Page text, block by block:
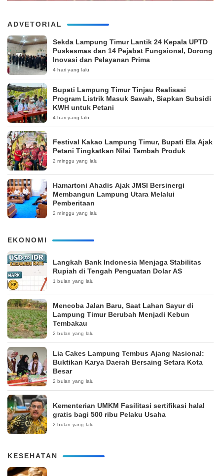
ADVETORIAL
‎Sekda Lampung Timur Lantik 24 Kepala UPTD
Puskesmas dan 14 Pejabat Fungsional, Dorong
Inovasi dan Pelayanan Prima
4 hari yang lalu
Bupati Lampung Timur Tinjau Realisasi
Program Listrik Masuk Sawah, Siapkan Subsidi
KWH untuk Petani
4 hari yang lalu
‎Festival Kakao Lampung Timur, Bupati Ela Ajak
Petani Tingkatkan Nilai Tambah Produk
2 minggu yang lalu
Hamartoni Ahadis Ajak JMSI Bersinergi
Membangun Lampung Utara Melalui
Pemberitaan
2 minggu yang lalu
EKONOMI
Langkah Bank Indonesia Menjaga Stabilitas
Rupiah di Tengah Penguatan Dolar AS
1 bulan yang lalu
Mencoba Jalan Baru, Saat Lahan Sayur di
Lampung Timur Berubah Menjadi Kebun
Tembakau
2 bulan yang lalu
Lia Cakes Lampung Tembus Ajang Nasional:
Buktikan Karya Daerah Bersaing Setara Kota
Besar
2 bulan yang lalu
Kementerian UMKM Fasilitasi sertifikasi halal
gratis bagi 500 ribu Pelaku Usaha
2 bulan yang lalu
KESEHATAN